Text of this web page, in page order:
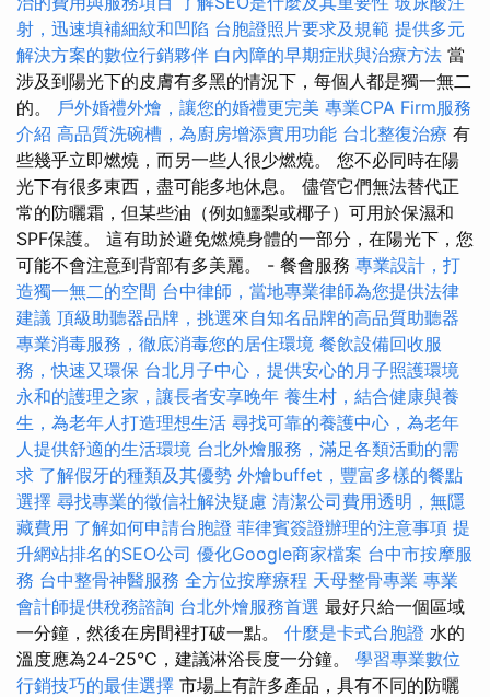
射，迅速填補細紋和凹陷 台胞證照片要求及規範 提供多元
解決方案的數位行銷夥伴 白內障的早期症狀與治療方法 當
涉及到陽光下的皮膚有多黑的情況下，每個人都是獨一無二
的。 戶外婚禮外燴，讓您的婚禮更完美 專業CPA Firm服務
介紹 高品質洗碗槽，為廚房增添實用功能 台北整復治療 有
些幾乎立即燃燒，而另一些人很少燃燒。 您不必同時在陽
光下有很多東西，盡可能多地休息。 儘管它們無法替代正
常的防曬霜，但某些油（例如鱷梨或椰子）可用於保濕和
SPF保護。 這有助於避免燃燒身體的一部分，在陽光下，您
可能不會注意到背部有多美麗。 - 餐會服務 專業設計，打
造獨一無二的空間 台中律師，當地專業律師為您提供法律
建議 頂級助聽器品牌，挑選來自知名品牌的高品質助聽器
專業消毒服務，徹底消毒您的居住環境 餐飲設備回收服
務，快速又環保 台北月子中心，提供安心的月子照護環境
永和的護理之家，讓長者安享晚年 養生村，結合健康與養
生，為老年人打造理想生活 尋找可靠的養護中心，為老年
人提供舒適的生活環境 台北外燴服務，滿足各類活動的需
求 了解假牙的種類及其優勢 外燴buffet，豐富多樣的餐點
選擇 尋找專業的徵信社解決疑慮 清潔公司費用透明，無隱
藏費用 了解如何申請台胞證 菲律賓簽證辦理的注意事項 提
升網站排名的SEO公司 優化Google商家檔案 台中市按摩服
務 台中整骨神醫服務 全方位按摩療程 天母整骨專業 專業
會計師提供稅務諮詢 台北外燴服務首選 最好只給一個區域
一分鐘，然後在房間裡打破一點。 什麼是卡式台胞證 水的
溫度應為24-25°C，建議淋浴長度一分鐘。 學習專業數位
行銷技巧的最佳選擇 市場上有許多產品，具有不同的防曬